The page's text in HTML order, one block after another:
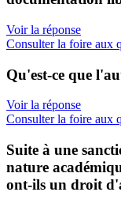
Voir la réponse
Consulter la foire aux
Qu'est-ce que
Voir la réponse
Consulter la foire aux
Suite à une
nature
ont-ils un droit